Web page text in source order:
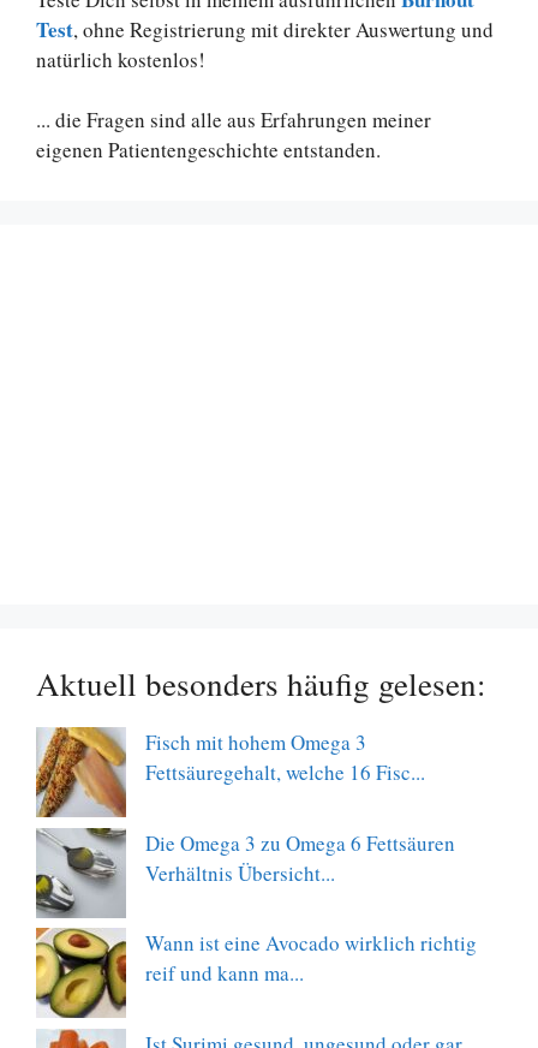
Test, ohne Registrierung mit direkter Auswertung und
natürlich kostenlos!
... die Fragen sind alle aus Erfahrungen meiner
eigenen Patientengeschichte entstanden.
Aktuell besonders häufig gelesen:
Fisch mit hohem Omega 3
Fettsäuregehalt, welche 16 Fisc...
Die Omega 3 zu Omega 6 Fettsäuren
Verhältnis Übersicht...
Wann ist eine Avocado wirklich richtig
reif und kann ma...